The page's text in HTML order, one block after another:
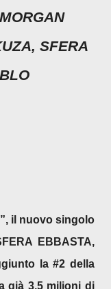
SFERA
”, il nuovo singolo
EBBASTA,
la #2 della
già 3,5 milioni di